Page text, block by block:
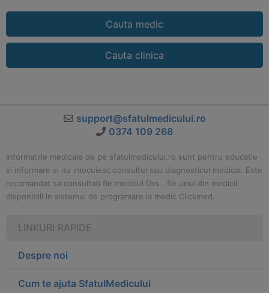
Cauta medic
Cauta clinica
support@sfatulmedicului.ro
0374 109 268
Informatiile medicale de pe sfatulmedicului.ro sunt pentru educatie
si informare si nu inlocuiesc consultul sau diagnosticul medical. Este
recomandat sa consultati fie medicul Dvs., fie unul din medicii
disponibili in sistemul de programare la medic Clickmed.
LINKURI RAPIDE
Despre noi
Cum te ajuta SfatulMedicului